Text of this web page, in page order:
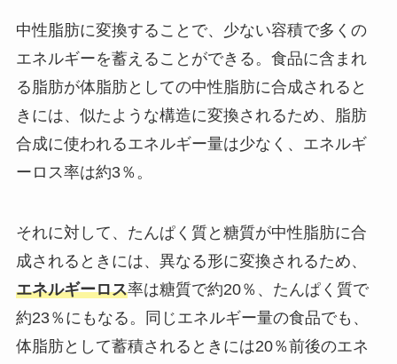
中性脂肪に変換することで、少ない容積で多くの
エネルギーを蓄えることができる。食品に含まれ
る脂肪が体脂肪としての中性脂肪に合成されると
きには、似たような構造に変換されるため、脂肪
合成に使われるエネルギー量は少なく、エネルギ
ーロス率は約3％。
それに対して、たんぱく質と糖質が中性脂肪に合
成されるときには、異なる形に変換されるため、
エネルギーロス率は糖質で約20％、たんぱく質で
約23％にもなる。同じエネルギー量の食品でも、
体脂肪として蓄積されるときには20％前後のエネ